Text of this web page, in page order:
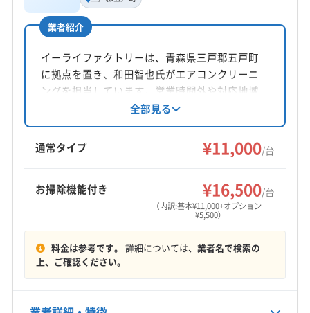
非公開
所在地
岩手県二戸市石切所字大村101
対応地域
十和田市
三戸郡階上町
三戸郡五戸町
三戸郡三戸町
三戸郡田子町
上北郡おいらせ町
(岩手県) 久慈市
(岩手県) 九戸郡野田村
(岩手県) 二戸郡一戸町
(岩手県) 二戸市
(岩手県) 八幡平市
定休日
なし
業者紹介
イーライファクトリーは、青森県三戸郡五戸町
に拠点を置き、和田智也氏がエアコンクリーニ
ングを担当しています。営業時間外や対応地域
外も相談可能。エアコンクリーニング協会認定
士が在籍し、防カビ・抗菌コーティングにも対
応。丁寧な作業で快適な空間を提供していま
す。
全部見る
通常タイプ ¥11,000/台
お掃除機能付き ¥16,500/台
（内訳:基本¥11,000+オプション
¥5,500）
料金は参考です。 詳細については、 業者名で検索の
上、ご確認ください。